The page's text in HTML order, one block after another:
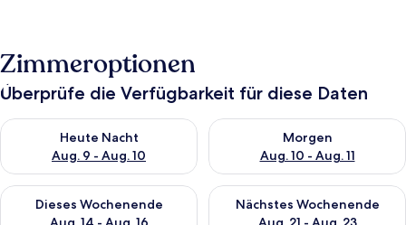
Zimmeroptionen
Überprüfe die Verfügbarkeit für diese Daten
Heute Nacht
Aug. 9 - Aug. 10
Überprüfe die Verfügbarkeit für heute Nacht, Aug. 9 - Aug.
Morgen
Aug. 10 - Aug. 11
Überprüfe die Verfügbarkeit
Dieses Wochenende
Überprüfe die Verfügbarkeit für dieses Wochenende, Aug. 14
Nächstes Wochenende
Überprüfe die Verfügbarkeit